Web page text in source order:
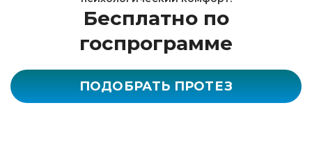
Бесплатно по
госпрограмме
ПОДОБРАТЬ ПРОТЕЗ